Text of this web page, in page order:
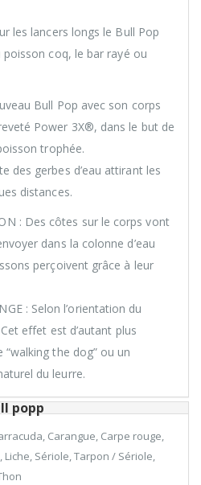
les lancers longs le Bull Pop
coq, le bar rayé ou
Bull Pop avec son corps
Power 3X®, dans le but de
trophée.
des gerbes d’eau attirant les
distances.
: Des côtes sur le corps vont
dans la colonne d’eau
perçoivent grâce à leur
: Selon l’orientation du
effet est d’autant plus
the dog” ou un
du leurre.
popp
Carangue, Carpe rouge,
Liche, Sériole, Tarpon / Sériole,